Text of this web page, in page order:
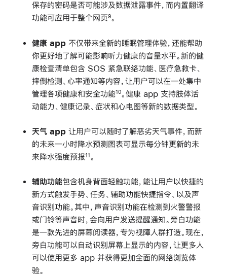
保存的密码是否可能涉及数据泄露事件，而内置翻译
功能可应用于整个网页9。
健康 app不仅带来全新的睡眠管理体验，还能帮助
你更好地了解可能影响听力健康的音量水平。新的健
康检查清单包含 SOS 紧急联络功能、医疗急救卡、
摔倒检测、心率通知等内容，让用户可以在一处集中
管理各项健康和安全功能10。健康 app 支持肢体活
动能力、健康记录、症状和心电图等新的数据类型。
天气 app让用户可以随时了解恶劣天气事件，而新
的未来一小时降水预测图表可显示每分钟更新的未
来降水强度预报11 。
辅助功能包含机身背面轻触功能，能让用户以快捷的
新方式触发手势、任务、辅助功能快捷指令、以及声
音识别功能。其中，声音识别功能在检测到火警警报
或门铃等声音时，会向用户发送提醒通知。旁白功能
是一款先进的屏幕阅读器，专为视障人群打造。现在，
旁白功能可以自动识别屏幕上显示的内容，让更多人
可以使用更多 app 并获得更加全面的网络浏览体
验。